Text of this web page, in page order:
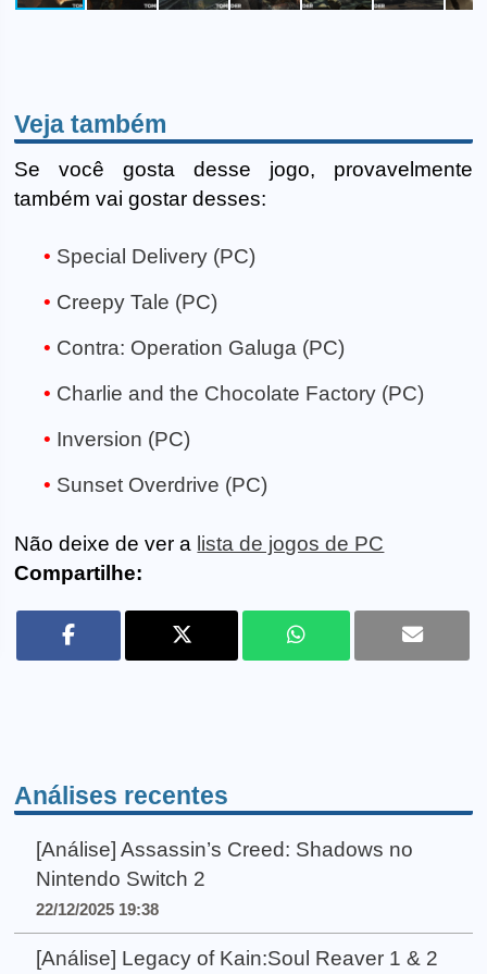
Veja também
Se você gosta desse jogo, provavelmente
também vai gostar desses:
Special Delivery (PC)
Creepy Tale (PC)
Contra: Operation Galuga (PC)
Charlie and the Chocolate Factory (PC)
Inversion (PC)
Sunset Overdrive (PC)
Não deixe de ver a lista de jogos de PC
Compartilhe:
Análises recentes
[Análise] Assassin’s Creed: Shadows no
Nintendo Switch 2
22/12/2025 19:38
[Análise] Legacy of Kain:Soul Reaver 1 & 2